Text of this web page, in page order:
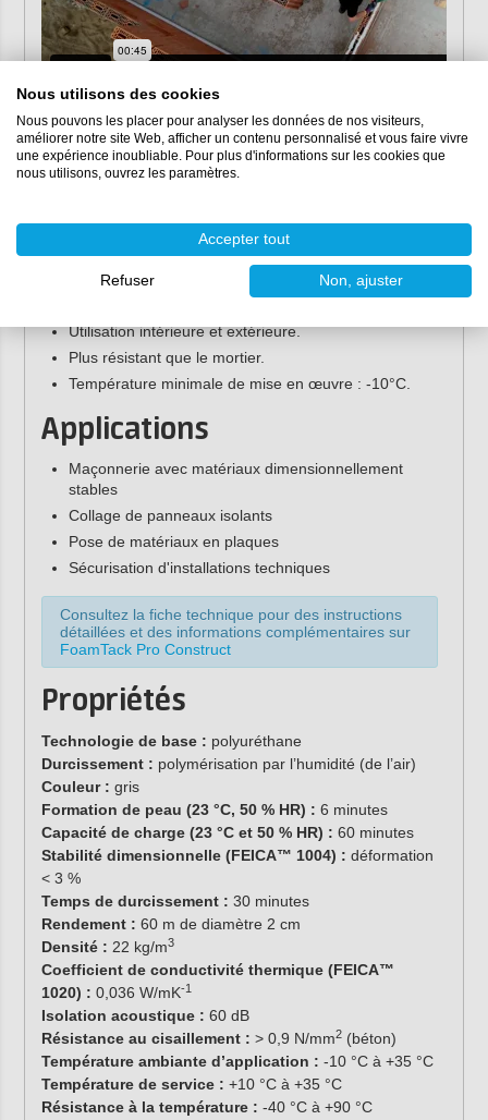
Avantages de FoamTack Pro
Construct
Certifié KOMO pour murs porteurs.
Durcissement rapide en seulement 60 minutes.
Aucun mélange ni eau requis.
Utilisation intérieure et extérieure.
Plus résistant que le mortier.
Température minimale de mise en œuvre : -10°C.
Applications
Maçonnerie avec matériaux dimensionnellement
stables
Collage de panneaux isolants
Pose de matériaux en plaques
Sécurisation d'installations techniques
Consultez la fiche technique pour des instructions
détaillées et des informations complémentaires sur
FoamTack Pro Construct
Propriétés
Technologie de base : polyuréthane
Durcissement : polymérisation par l’humidité (de l’air)
Couleur : gris
Formation de peau (23 °C, 50 % HR) : 6 minutes
Capacité de charge (23 °C et 50 % HR) : 60 minutes
Stabilité dimensionnelle (FEICA™ 1004) : déformation
< 3 %
Temps de durcissement : 30 minutes
Rendement : 60 m de diamètre 2 cm
Densité : 22 kg/m3
Coefficient de conductivité thermique (FEICA™
1020) : 0,036 W/mK-1
Isolation acoustique : 60 dB
Résistance au cisaillement : > 0,9 N/mm2(béton)
Température ambiante d’application : -10 °C à +35 °C
Température de service : +10 °C à +35 °C
Résistance à la température : -40 °C à +90 °C
Nous utilisons des cookies
Nous pouvons les placer pour analyser les données de nos visiteurs,
améliorer notre site Web, afficher un contenu personnalisé et vous faire vivre
une expérience inoubliable. Pour plus d'informations sur les cookies que
nous utilisons, ouvrez les paramètres.
Accepter tout
Refuser Non, ajuster